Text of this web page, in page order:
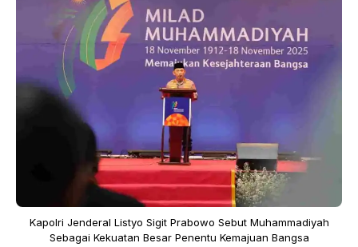
Kapolri Jenderal Listyo Sigit Prabowo Sebut Muhammadiyah
Sebagai Kekuatan Besar Penentu Kemajuan Bangsa